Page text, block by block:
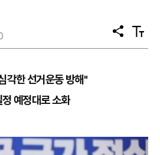
공
유
텍
스
각한 선거운동 방해"
예정대로 소화